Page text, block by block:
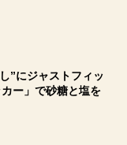
”にジャストフィッ
ー」で砂糖と塩を